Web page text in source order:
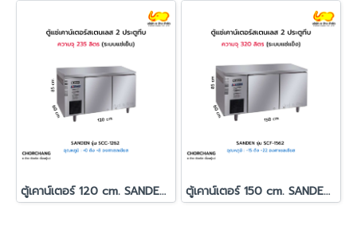
ตู้เคาน์เตอร์ 120 cm. SANDEN รุ่น SCC-1262 ตู้เคาน์เตอร์ 150 cm. SANDEN รุ่น SCF-1562